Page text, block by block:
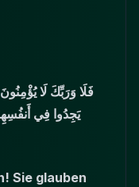
فَلَا وَرَبِّكَ لَا
يَجِدُوا فِي
Sie glauben